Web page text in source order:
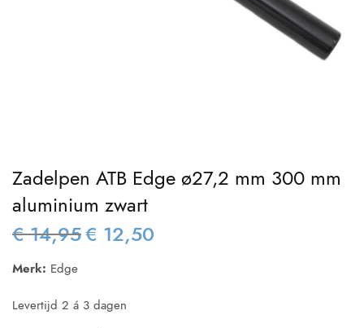
Zadelpen ATB Edge ø27,2 mm 300 mm
aluminium zwart
€14,95 Oorspronkelijke
€ 12,50
Merk: Edge
Levertijd 2 á 3 dagen